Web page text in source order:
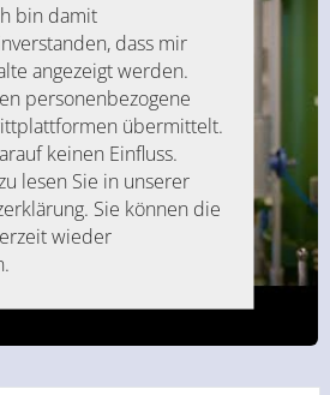
bin damit
dass mir
angezeigt werden.
personenbezogene
übermittelt.
keinen Einfluss.
lesen Sie in unserer
Sie können die
wieder